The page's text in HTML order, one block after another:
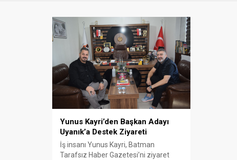
Yunus Kayri’den Başkan Adayı
Uyanık’a Destek Ziyareti
İş insanı Yunus Kayri, Batman
Tarafsız Haber Gazetesi’ni ziyaret